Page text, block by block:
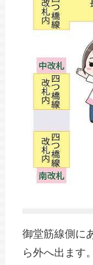
御堂筋線側に
ら外へ出ます。